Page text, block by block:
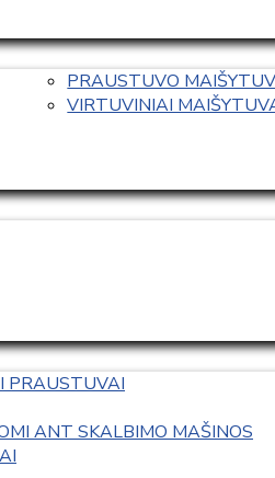
PRAUSTUVO
VIRTUVINIAI
PRAUSTUVAI
ANT SKALBIMO MAŠINOS